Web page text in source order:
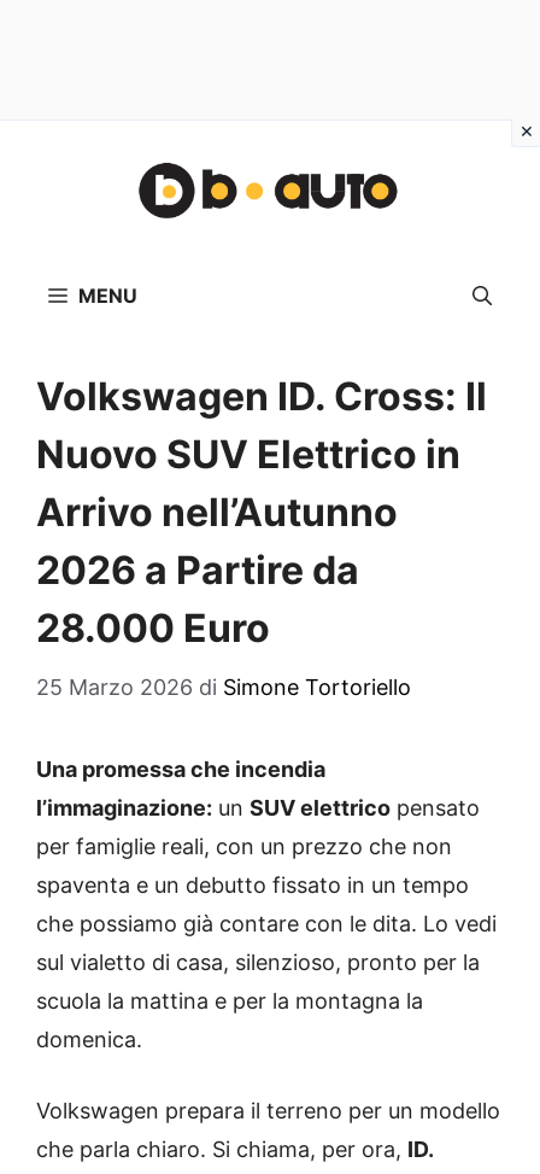
MENU
Volkswagen ID. Cross: Il
Nuovo SUV Elettrico in
Arrivo nell’Autunno
2026 a Partire da
28.000 Euro
25 Marzo 2026 di Simone Tortoriello
Una promessa che incendia
l’immaginazione: un SUV elettrico pensato
per famiglie reali, con un prezzo che non
spaventa e un debutto fissato in un tempo
che possiamo già contare con le dita. Lo vedi
sul vialetto di casa, silenzioso, pronto per la
scuola la mattina e per la montagna la
domenica.
Volkswagen prepara il terreno per un modello
che parla chiaro. Si chiama, per ora, ID.